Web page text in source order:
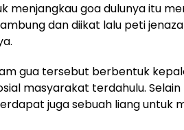
menjangkau goa dulunya itu
dan diikat lalu peti
gua tersebut berbentuk
masyarakat terdahulu.
juga sebuah liang untuk